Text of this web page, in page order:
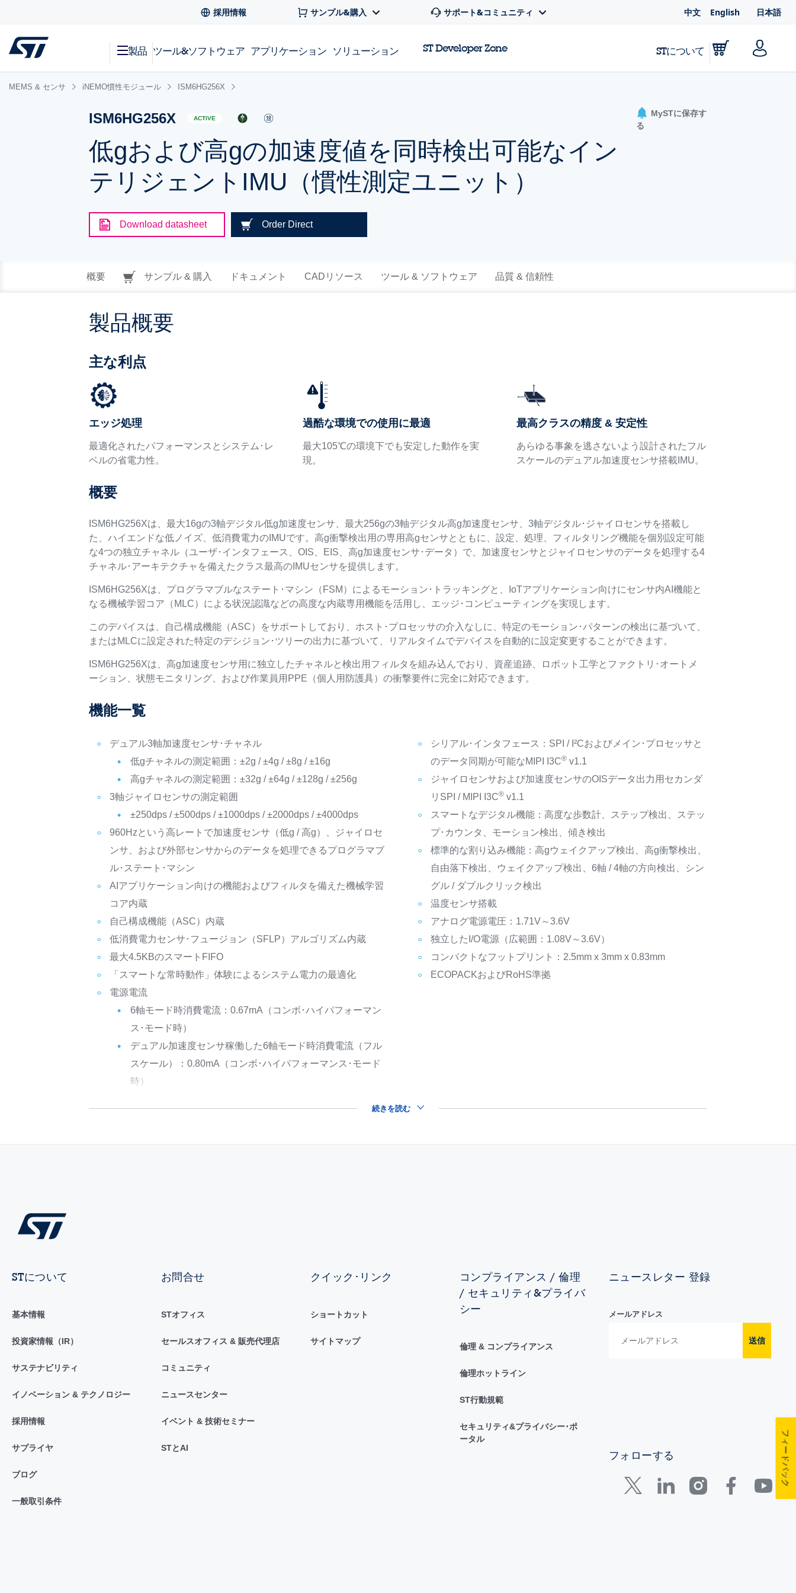
採用情報 サンプル&購入 サポート&コミュニティ 中文 English 日本語
製品 ツール&ソフトウェア アプリケーション ソリューション ST Developer Zone STについて
MEMS & センサ iNEMO慣性モジュール ISM6HG256X
ISM6HG256X ACTIVE
低gおよび高gの加速度値を同時検出可能なイン
テリジェントIMU（慣性測定ユニット）
MySTに保存す
る
Download datasheet Order Direct
概要 サンプル & 購入 ドキュメント CADリソース ツール & ソフトウェア 品質 & 信頼性
製品概要
主な利点
エッジ処理
最適化されたパフォーマンスとシステム･レ
ベルの省電力性。
過酷な環境での使用に最適
最大105℃の環境下でも安定した動作を実
現。
最高クラスの精度 & 安定性
あらゆる事象を逃さないよう設計されたフル
スケールのデュアル加速度センサ搭載IMU。
概要
ISM6HG256Xは、最大16gの3軸デジタル低g加速度センサ、最大256gの3軸デジタル高g加速度センサ、3軸デジタル･ジャイロセンサを搭載し
た、ハイエンドな低ノイズ、低消費電力のIMUです。高g衝撃検出用の専用高gセンサとともに、設定、処理、フィルタリング機能を個別設定可能
な4つの独立チャネル（ユーザ･インタフェース、OIS、EIS、高g加速度センサ･データ）で、加速度センサとジャイロセンサのデータを処理する4
チャネル･アーキテクチャを備えたクラス最高のIMUセンサを提供します。
ISM6HG256Xは、プログラマブルなステート･マシン（FSM）によるモーション･トラッキングと、IoTアプリケーション向けにセンサ内AI機能と
なる機械学習コア（MLC）による状況認識などの高度な内蔵専用機能を活用し、エッジ･コンピューティングを実現します。
このデバイスは、自己構成機能（ASC）をサポートしており、ホスト･プロセッサの介入なしに、特定のモーション･パターンの検出に基づいて、
またはMLCに設定された特定のデシジョン･ツリーの出力に基づいて、リアルタイムでデバイスを自動的に設定変更することができます。
ISM6HG256Xは、高g加速度センサ用に独立したチャネルと検出用フィルタを組み込んでおり、資産追跡、ロボット工学とファクトリ･オートメ
ーション、状態モニタリング、および作業員用PPE（個人用防護具）の衝撃要件に完全に対応できます。
機能一覧
デュアル3軸加速度センサ･チャネル
低gチャネルの測定範囲：±2g / ±4g / ±8g / ±16g
高gチャネルの測定範囲：±32g / ±64g / ±128g / ±256g
3軸ジャイロセンサの測定範囲
±250dps / ±500dps / ±1000dps / ±2000dps / ±4000dps
960Hzという高レートで加速度センサ（低g / 高g）、ジャイロセ
ンサ、および外部センサからのデータを処理できるプログラマブ
ル･ステート･マシン
AIアプリケーション向けの機能およびフィルタを備えた機械学習
コア内蔵
自己構成機能（ASC）内蔵
低消費電力センサ･フュージョン（SFLP）アルゴリズム内蔵
最大4.5KBのスマートFIFO
「スマートな常時動作」体験によるシステム電力の最適化
電源電流
6軸モード時消費電流：0.67mA（コンボ･ハイパフォーマン
ス･モード時）
デュアル加速度センサ稼働した6軸モード時消費電流（フル
スケール）：0.80mA（コンボ･ハイパフォーマンス･モード
時）
シリアル･インタフェース：SPI / I²Cおよびメイン･プロセッサと
のデータ同期が可能なMIPI I3C®v1.1
ジャイロセンサおよび加速度センサのOISデータ出力用セカンダ
リSPI / MIPI I3C®v1.1
スマートなデジタル機能：高度な歩数計、ステップ検出、ステッ
プ･カウンタ、モーション検出、傾き検出
標準的な割り込み機能：高gウェイクアップ検出、高g衝撃検出、
自由落下検出、ウェイクアップ検出、6軸 / 4軸の方向検出、シン
グル / ダブルクリック検出
温度センサ搭載
アナログ電源電圧：1.71V～3.6V
独立したI/O電源（広範囲：1.08V～3.6V）
コンパクトなフットプリント：2.5mm x 3mm x 0.83mm
ECOPACKおよびRoHS準拠
続きを読む
STについて
基本情報
投資家情報（IR）
サステナビリティ
イノベーション & テクノロジー
採用情報
サプライヤ
ブログ
一般取引条件
お問合せ
STオフィス
セールスオフィス & 販売代理店
コミュニティ
ニュースセンター
イベント & 技術セミナー
STとAI
クイック･リンク
ショートカット
サイトマップ
コンプライアンス / 倫理
/ セキュリティ&プライバ
シー
倫理 & コンプライアンス
倫理ホットライン
ST行動規範
セキュリティ&プライバシー･ポ
ータル
ニュースレター 登録
メールアドレス
送信
フォローする フィードバック